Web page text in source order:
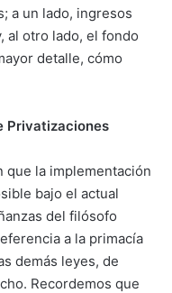
a un lado, ingresos
al otro lado, el fondo
detalle, cómo
Privatizaciones
que la implementación
bajo el actual
del filósofo
a la primacía
demás leyes, de
Recordemos que